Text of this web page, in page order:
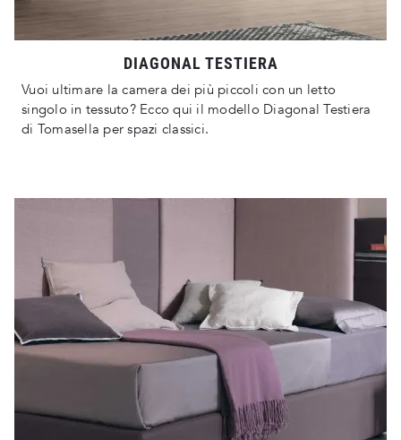
DIAGONAL TESTIERA
Vuoi ultimare la camera dei più piccoli con un letto
singolo in tessuto? Ecco qui il modello Diagonal Testiera
di Tomasella per spazi classici.